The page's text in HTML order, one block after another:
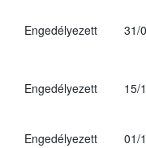
Engedélyezett 31/
Engedélyezett 15/
Engedélyezett
01/